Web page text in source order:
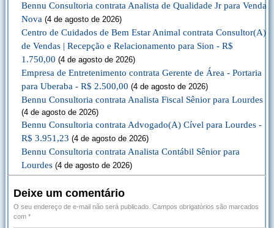
Bennu Consultoria contrata Analista de Qualidade Jr para Venda
Nova (4 de agosto de 2026)
Centro de Cuidados de Bem Estar Animal contrata Consultor(A)
de Vendas | Recepção e Relacionamento para Sion - R$
1.750,00 (4 de agosto de 2026)
Empresa de Entretenimento contrata Gerente de Área - Portaria
para Uberaba - R$ 2.500,00 (4 de agosto de 2026)
Bennu Consultoria contrata Analista Fiscal Sênior para Lourdes
(4 de agosto de 2026)
Bennu Consultoria contrata Advogado(A) Cível para Lourdes -
R$ 3.951,23 (4 de agosto de 2026)
Bennu Consultoria contrata Analista Contábil Sênior para
Lourdes (4 de agosto de 2026)
Deixe um comentário
O seu endereço de e-mail não será publicado. Campos obrigatórios são marcados
com *